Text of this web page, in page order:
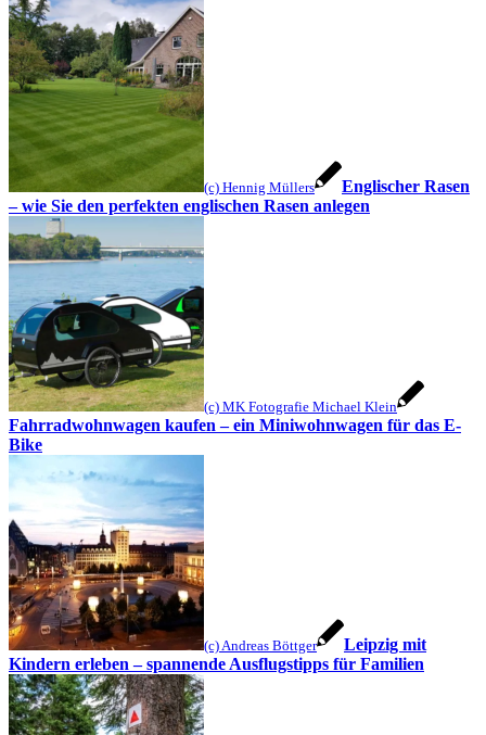
(c) Hennig Müllers
Englischer Rasen
– wie Sie den perfekten englischen Rasen anlegen
(c) MK Fotografie Michael Klein
Fahrradwohnwagen kaufen – ein Miniwohnwagen für das E-
Bike
(c) Andreas Böttger
Leipzig mit
Kindern erleben – spannende Ausflugstipps für Familien